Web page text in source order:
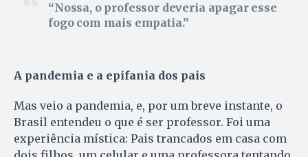
Nossa, o professor deveria apagar esse
fogo com mais empatia.
A pandemia e a epifania dos pais
Mas veio a pandemia, e, por um breve instante, o
Brasil entendeu o que é ser professor. Foi uma
experiência mística: Pais trancados em casa com